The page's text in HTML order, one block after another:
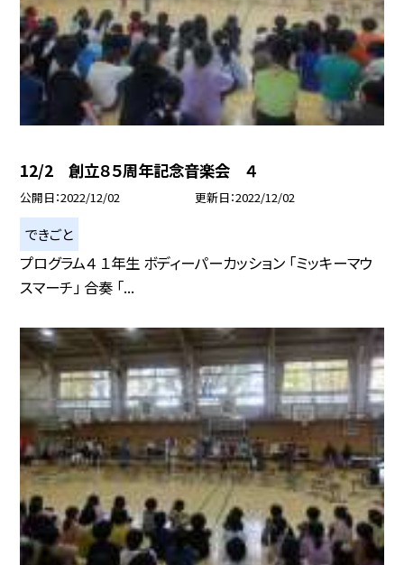
12/2 創立８５周年記念音楽会 ４
公開日 2022/12/02 更新日 2022/12/02
できごと
プログラム４ １年生 ボディーパーカッション 「ミッキーマウ
スマーチ」 合奏 「...